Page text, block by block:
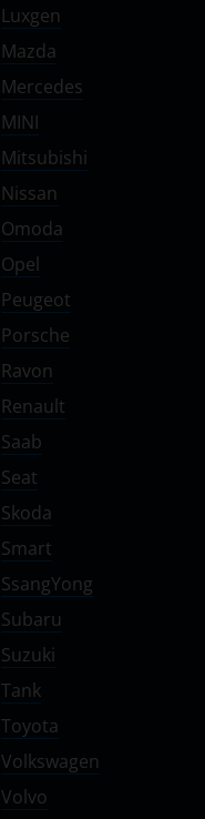
Luxgen
Mazda
Mercedes
MINI
Mitsubishi
Nissan
Omoda
Opel
Peugeot
Porsche
Ravon
Renault
Saab
Seat
Skoda
Smart
SsangYong
Subaru
Suzuki
Tank
Toyota
Volkswagen
Volvo